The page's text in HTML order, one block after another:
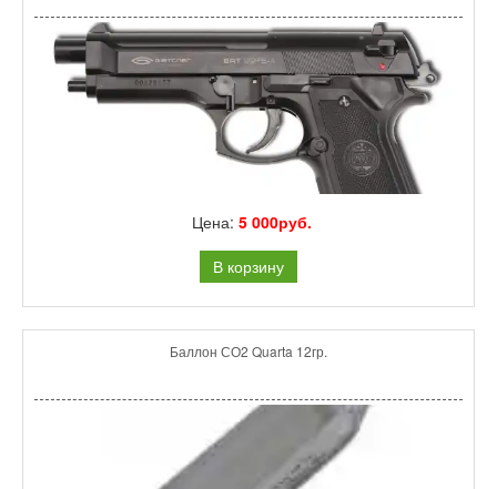
Цена: 5 000руб.
В корзину
Баллон СО2 Quarta 12гр.